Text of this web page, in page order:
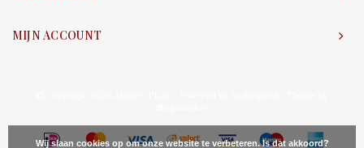
MIJN ACCOUNT
Wij slaan cookies op om onze website te verbeteren. Is dat akkoord?